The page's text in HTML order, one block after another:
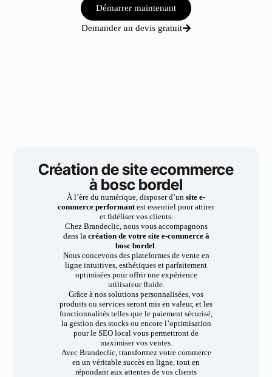
Démarrer maintenant
Demander un devis gratuit
Création de site ecommerce
à bosc bordel
À l’ère du numérique, disposer d’un site e-
commerce performantest essentiel pour attirer
et fidéliser vos clients.
Chez Brandeclic, nous vous accompagnons
dans la création de votre site e-commerce à
bosc bordel.
Nous concevons des plateformes de vente en
ligne intuitives, esthétiques et parfaitement
optimisées pour offrir une expérience
utilisateur fluide.
Grâce à nos solutions personnalisées, vos
produits ou services seront mis en valeur, et les
fonctionnalités telles que le paiement sécurisé,
la gestion des stocks ou encore l’optimisation
pour le SEO local vous permettront de
maximiser vos ventes.
Avec Brandeclic, transformez votre commerce
en un véritable succès en ligne, tout en
répondant aux attentes de vos clients